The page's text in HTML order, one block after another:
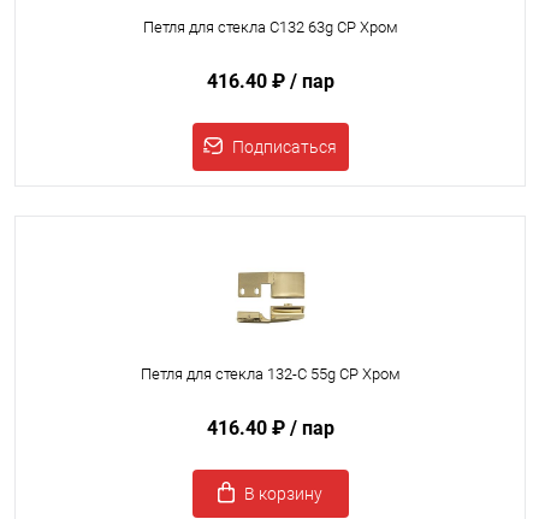
Петля для стекла C132 63g CP Хром
416.40 ₽ / пар
Подписаться
Петля для стекла 132-С 55g CP Хром
416.40 ₽ / пар
В корзину